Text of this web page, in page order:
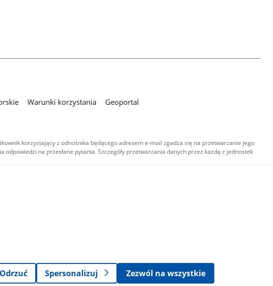
Warunki korzystania
Geoportal
korzystający z odnośnika będącego adresem e-mail zgadza się na przetwarzanie jego
na przesłane pytania. Szczegóły przetwarzania danych przez każdą z jednostek
są
samych
audio i wideo,
niekomercyjne -
Odrzuć
Spersonalizuj Zezwól na wszystkie